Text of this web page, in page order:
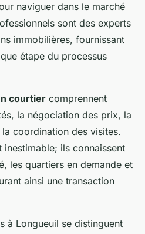
naviguer dans le marché
sont des experts
immobilières, fournissant
étape du processus
courtier comprennent
la négociation des prix, la
coordination des visites.
ils connaissent
les quartiers en demande et
ainsi une transaction
à Longueuil se distinguent